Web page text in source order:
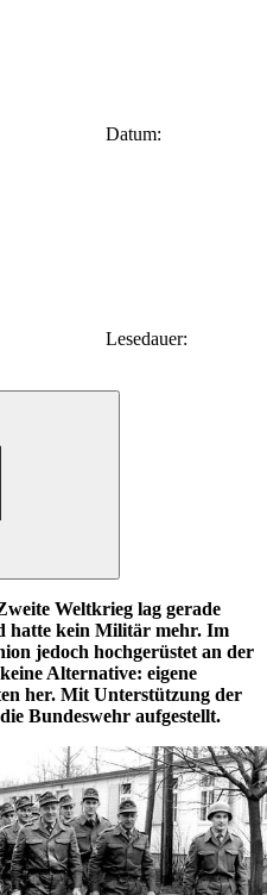
Datum:
Lesedauer:
Weltkrieg lag gerade
hatte kein Militär mehr. Im
jedoch hochgerüstet an der
Alternative: eigene
her. Mit Unterstützung der
Bundeswehr aufgestellt.